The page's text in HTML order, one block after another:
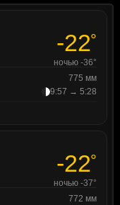
-22°
ночью -36°
775 мм
9:57 → 5:28
-22°
ночью -37°
772 мм